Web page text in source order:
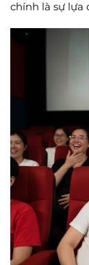
chính là sự lựa